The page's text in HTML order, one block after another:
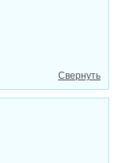
Свернуть